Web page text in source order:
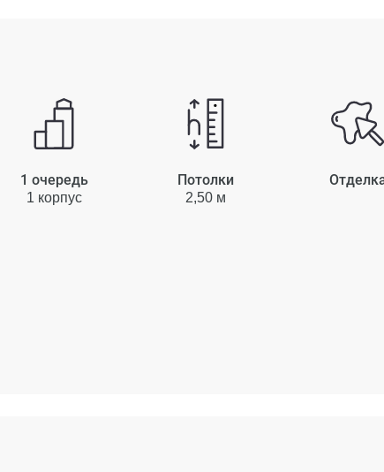
1 очередь
1 корпус
Потолки
2,50 м